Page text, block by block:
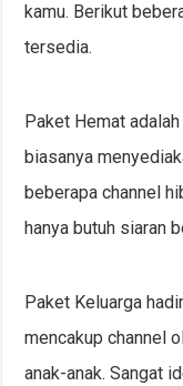
kamu. Berikut
tersedia.
Paket Hemat
biasanya
beberapa channel
hanya butuh siaran
Paket Keluarga
mencakup channel
anak-anak. Sangat